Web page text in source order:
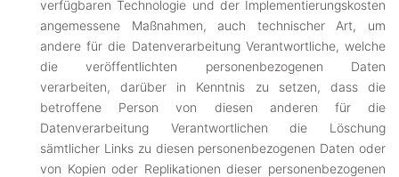
verfügbaren Technologie und der Implementierungskosten
angemessene Maßnahmen, auch technischer Art, um
andere für die Datenverarbeitung Verantwortliche, welche
die veröffentlichten personenbezogenen Daten
verarbeiten, darüber in Kenntnis zu setzen, dass die
betroffene Person von diesen anderen für die
Datenverarbeitung Verantwortlichen die Löschung
sämtlicher Links zu diesen personenbezogenen Daten oder
von Kopien oder Replikationen dieser personenbezogenen